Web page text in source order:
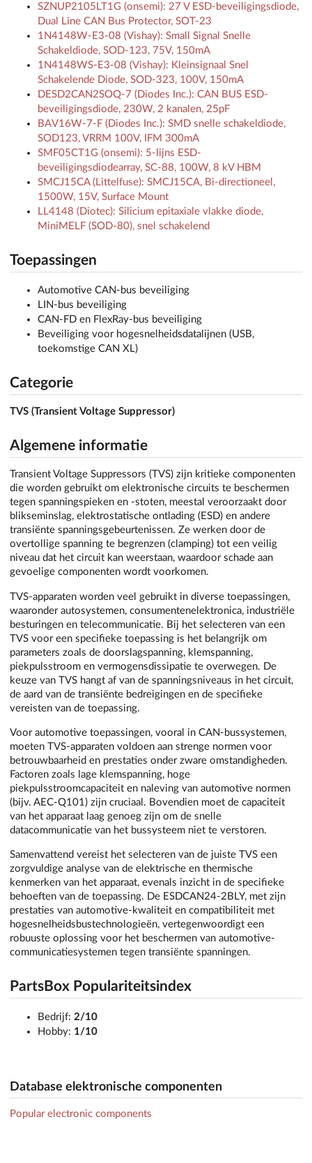
SZNUP2105LT1G (onsemi): 27 V ESD-beveiligingsdiode,
Dual Line CAN Bus Protector, SOT-23
1N4148W-E3-08 (Vishay): Small Signal Snelle
Schakeldiode, SOD-123, 75V, 150mA
1N4148WS-E3-08 (Vishay): Kleinsignaal Snel
Schakelende Diode, SOD-323, 100V, 150mA
DESD2CAN2SOQ-7 (Diodes Inc.): CAN BUS ESD-
beveiligingsdiode, 230W, 2 kanalen, 25pF
BAV16W-7-F (Diodes Inc.): SMD snelle schakeldiode,
SOD123, VRRM 100V, IFM 300mA
SMF05CT1G (onsemi): 5-lijns ESD-
beveiligingsdiodearray, SC-88, 100W, 8 kV HBM
SMCJ15CA (Littelfuse): SMCJ15CA, Bi-directioneel,
1500W, 15V, Surface Mount
LL4148 (Diotec): Silicium epitaxiale vlakke diode,
MiniMELF (SOD-80), snel schakelend
Toepassingen
Automotive CAN-bus beveiliging
LIN-bus beveiliging
CAN-FD en FlexRay-bus beveiliging
Beveiliging voor hogesnelheidsdatalijnen (USB,
toekomstige CAN XL)
Categorie
TVS (Transient Voltage Suppressor)
Algemene informatie
Transient Voltage Suppressors (TVS) zijn kritieke componenten
die worden gebruikt om elektronische circuits te beschermen
tegen spanningspieken en -stoten, meestal veroorzaakt door
blikseminslag, elektrostatische ontlading (ESD) en andere
transiënte spanningsgebeurtenissen. Ze werken door de
overtollige spanning te begrenzen (clamping) tot een veilig
niveau dat het circuit kan weerstaan, waardoor schade aan
gevoelige componenten wordt voorkomen.
TVS-apparaten worden veel gebruikt in diverse toepassingen,
waaronder autosystemen, consumentenelektronica, industriële
besturingen en telecommunicatie. Bij het selecteren van een
TVS voor een specifieke toepassing is het belangrijk om
parameters zoals de doorslagspanning, klemspanning,
piekpulsstroom en vermogensdissipatie te overwegen. De
keuze van TVS hangt af van de spanningsniveaus in het circuit,
de aard van de transiënte bedreigingen en de specifieke
vereisten van de toepassing.
Voor automotive toepassingen, vooral in CAN-bussystemen,
moeten TVS-apparaten voldoen aan strenge normen voor
betrouwbaarheid en prestaties onder zware omstandigheden.
Factoren zoals lage klemspanning, hoge
piekpulsstroomcapaciteit en naleving van automotive normen
(bijv. AEC-Q101) zijn cruciaal. Bovendien moet de capaciteit
van het apparaat laag genoeg zijn om de snelle
datacommunicatie van het bussysteem niet te verstoren.
Samenvattend vereist het selecteren van de juiste TVS een
zorgvuldige analyse van de elektrische en thermische
kenmerken van het apparaat, evenals inzicht in de specifieke
behoeften van de toepassing. De ESDCAN24-2BLY, met zijn
prestaties van automotive-kwaliteit en compatibiliteit met
hogesnelheidsbustechnologieën, vertegenwoordigt een
robuuste oplossing voor het beschermen van automotive-
communicatiesystemen tegen transiënte spanningen.
PartsBox Populariteitsindex
Bedrijf: 2/10
Hobby: 1/10
Database elektronische componenten
Popular electronic components